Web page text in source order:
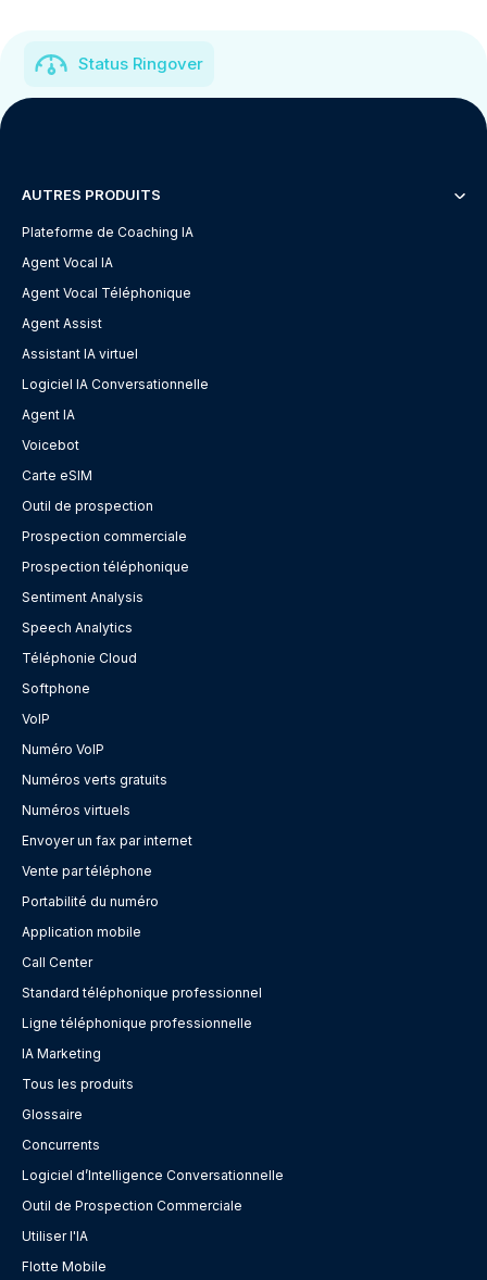
Status Ringover
AUTRES PRODUITS
Plateforme de Coaching IA
Agent Vocal IA
Agent Vocal Téléphonique
Agent Assist
Assistant IA virtuel
Logiciel IA Conversationnelle
Agent IA
Voicebot
Carte eSIM
Outil de prospection
Prospection commerciale
Prospection téléphonique
Sentiment Analysis
Speech Analytics
Téléphonie Cloud
Softphone
VoIP
Numéro VoIP
Numéros verts gratuits
Numéros virtuels
Envoyer un fax par internet
Vente par téléphone
Portabilité du numéro
Application mobile
Call Center
Standard téléphonique professionnel
Ligne téléphonique professionnelle
IA Marketing
Tous les produits
Glossaire
Concurrents
Logiciel d’Intelligence Conversationnelle
Outil de Prospection Commerciale
Utiliser l'IA
Flotte Mobile